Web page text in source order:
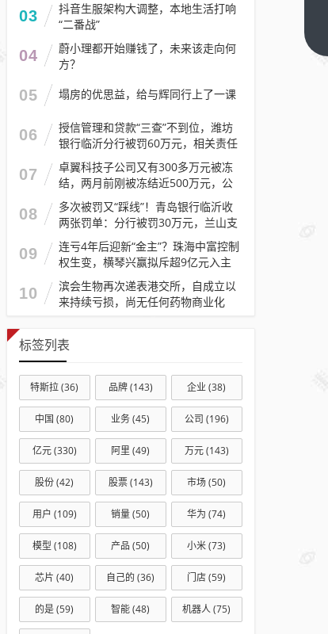
03
抖音生服架构大调整，本地生活打响
“二番战”
04
蔚小理都开始赚钱了，未来该走向何
方？
05 塌房的优思益，给与辉同行上了一课
06
授信管理和贷款“三查”不到位，潍坊
银行临沂分行被罚60万元，相关责任
人被警告
07
卓翼科技子公司又有300多万元被冻
结，两月前刚被冻结近500万元，公
司去年预计亏损至少2.1亿元
08
多次被罚又“踩线”！青岛银行临沂收
两张罚单：分行被罚30万元，兰山支
行被罚30万元
09
连亏4年后迎新“金主”？珠海中富控制
权生变，横琴兴赢拟斥超9亿元入主
10
滨会生物再次递表港交所，自成立以
来持续亏损，尚无任何药物商业化
标签列表
特斯拉(36) 品牌(143) 企业(38)
中国 (80) 业务(45) 公司 (196)
亿元(330) 阿里 (49) 万元(143)
股份(42) 股票(143) 市场(50)
用户 (109) 销量(50) 华为 (74)
模型 (108) 产品 (50) 小米(73)
芯片 (40) 自己的 (36) 门店(59)
的是(59) 智能(48) 机器人(75)